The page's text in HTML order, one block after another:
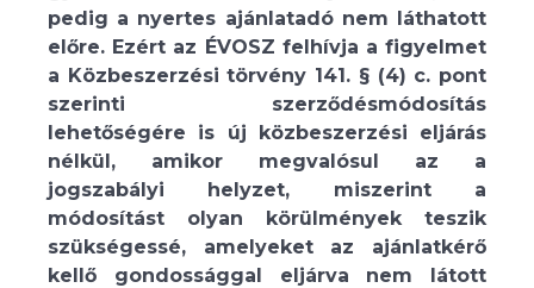
pedig a nyertes ajánlatadó nem láthatott
előre. Ezért az ÉVOSZ felhívja a figyelmet
a Közbeszerzési törvény 141. § (4) c. pont
szerinti szerződésmódosítás
lehetőségére is új közbeszerzési eljárás
nélkül, amikor megvalósul az a
jogszabályi helyzet, miszerint a
módosítást olyan körülmények teszik
szükségessé, amelyeket az ajánlatkérő
kellő gondossággal eljárva nem látott